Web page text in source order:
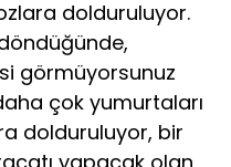
dolduruluyor.
döndüğünde,
görmüyorsunuz
çok yumurtaları
dolduruluyor, bir